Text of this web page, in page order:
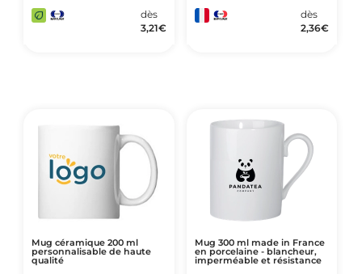
dès
3,21€
dès
2,36€
Mug céramique 200 ml
personnalisable de haute
qualité
Mug 300 ml made in France
en porcelaine - blancheur,
imperméable et résistance